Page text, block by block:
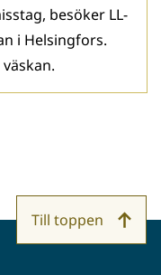
besöker LL-
i Helsingfors.
Till toppen